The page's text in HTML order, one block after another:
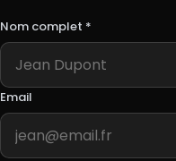
Nom complet *
Email